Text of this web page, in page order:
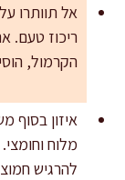
אל תוותרו
ריכוז טעם.
הקרמול,
איזון בסוף
מלוח
להרגיש